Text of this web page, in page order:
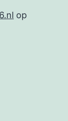
op